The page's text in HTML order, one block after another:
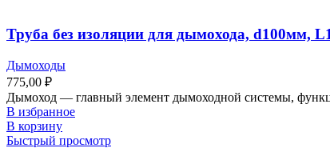
Труба без изоляции для дымохода, d100мм,
Дымоходы
775,00 ₽
Дымоход ― главный элемент дымоходной системы,
В избранное
В корзину
Быстрый просмотр